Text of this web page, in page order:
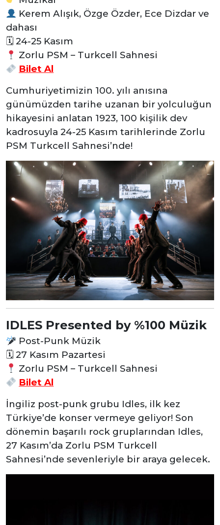
Kerem Alışık, Özge Özder, Ece Dizdar ve
dahası
🗓 24-25 Kasım
Zorlu PSM – Turkcell Sahnesi
Bilet Al
Cumhuriyetimizin 100. yılı anısına
günümüzden tarihe uzanan bir yolculuğun
hikayesini anlatan 1923, 100 kişilik dev
kadrosuyla 24-25 Kasım tarihlerinde Zorlu
PSM Turkcell Sahnesi’nde!
IDLES Presented by %100 Müzik
Post-Punk Müzik
🗓 27 Kasım Pazartesi
Zorlu PSM – Turkcell Sahnesi
Bilet Al
İngiliz post-punk grubu Idles, ilk kez
Türkiye’de konser vermeye geliyor! Son
dönemin başarılı rock gruplarından Idles,
27 Kasım’da Zorlu PSM Turkcell
Sahnesi’nde sevenleriyle bir araya gelecek.